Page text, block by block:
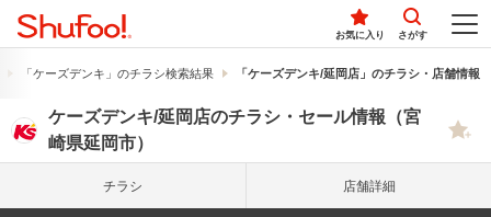
お気に入り さがす
「ケーズデンキ」のチラシ検索結果 「ケーズデンキ/延岡店」のチラシ・店舗情報
ケーズデンキ/延岡店のチラシ・セール情報（宮
崎県延岡市）
チラシ 店舗詳細